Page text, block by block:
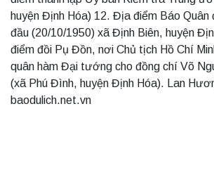
huyện Định Hóa) 12. Địa điểm Báo Quân
đầu (20/10/1950) xã Định Biên, huyện
điểm đồi Pụ Đồn, nơi Chủ tịch Hồ Chí
quân hàm Đại tướng cho đồng chí Võ
(xã Phú Đình, huyện Định Hóa). Lan
baodulich.net.vn